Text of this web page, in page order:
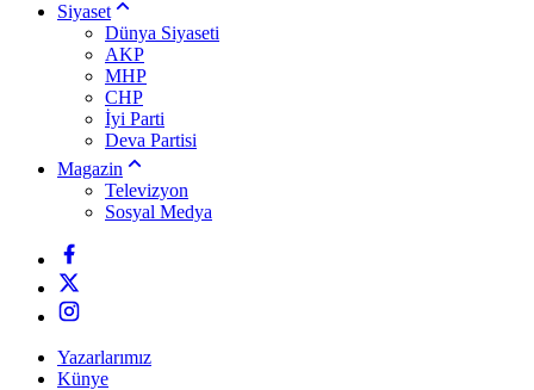
Siyaset
Dünya Siyaseti
AKP
MHP
CHP
İyi Parti
Deva Partisi
Magazin
Televizyon
Sosyal Medya
Yazarlarımız
Künye